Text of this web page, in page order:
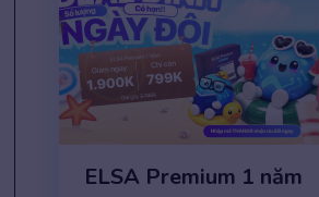
ELSA Premium 1 năm